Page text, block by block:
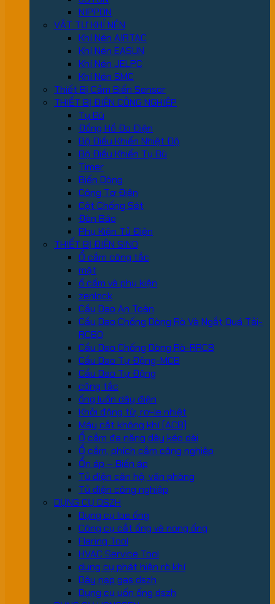
NIPPON
VẬT TƯ KHÍ NÉN
Khí Nén AIRTAC
Khí Nén EASUN
Khí Nén JELPC
Khí Nén SMC
Thiết Bị Cảm Biến Sensor
THIẾT BỊ ĐIỆN CÔNG NGHIỆP
Tụ Bù
Đồng Hồ Đo Điện
Bộ Điều Khiển Nhiệt Độ
Bộ Điều Khiển Tụ Bù
Timer
Biến Dòng
Công Tơ Điện
Cột Chống Sét
Đèn Báo
Phụ Kiện Tủ Điện
THIẾT BỊ ĐIỆN SINO
Ổ cắm công tắc
mặt
ổ cấm và phụ kiện
zenlock
Cầu Dao An Toàn
Cầu Dao Chống Dòng Rò Và Ngắt Quá Tải-
RCBO
Cầu Dao Chống Dòng Rò-RRCB
Cầu Dao Tự Động-MCB
Cầu Dao Tự Động
công tắc
ống luồn dây điện
Khởi động từ, rơ-le nhiệt
Máy cắt không khí (ACB)
Ổ cắm đa năng dây kéo dài
Ổ cắm, phích cắm công nghiệp
Ổn áp – Biến áp
Tủ điện căn hộ, văn phòng
Tủ điện công nghiệp
DỤNG CỤ DSZH
Dụng cụ loe ống
Công cụ cắt ống và nong ống
Flaring Tool
HVAC Service Tool
dung cụ phát hiện rò khí
Dây nạp gas dszh
Dụng cụ uốn ống dszh